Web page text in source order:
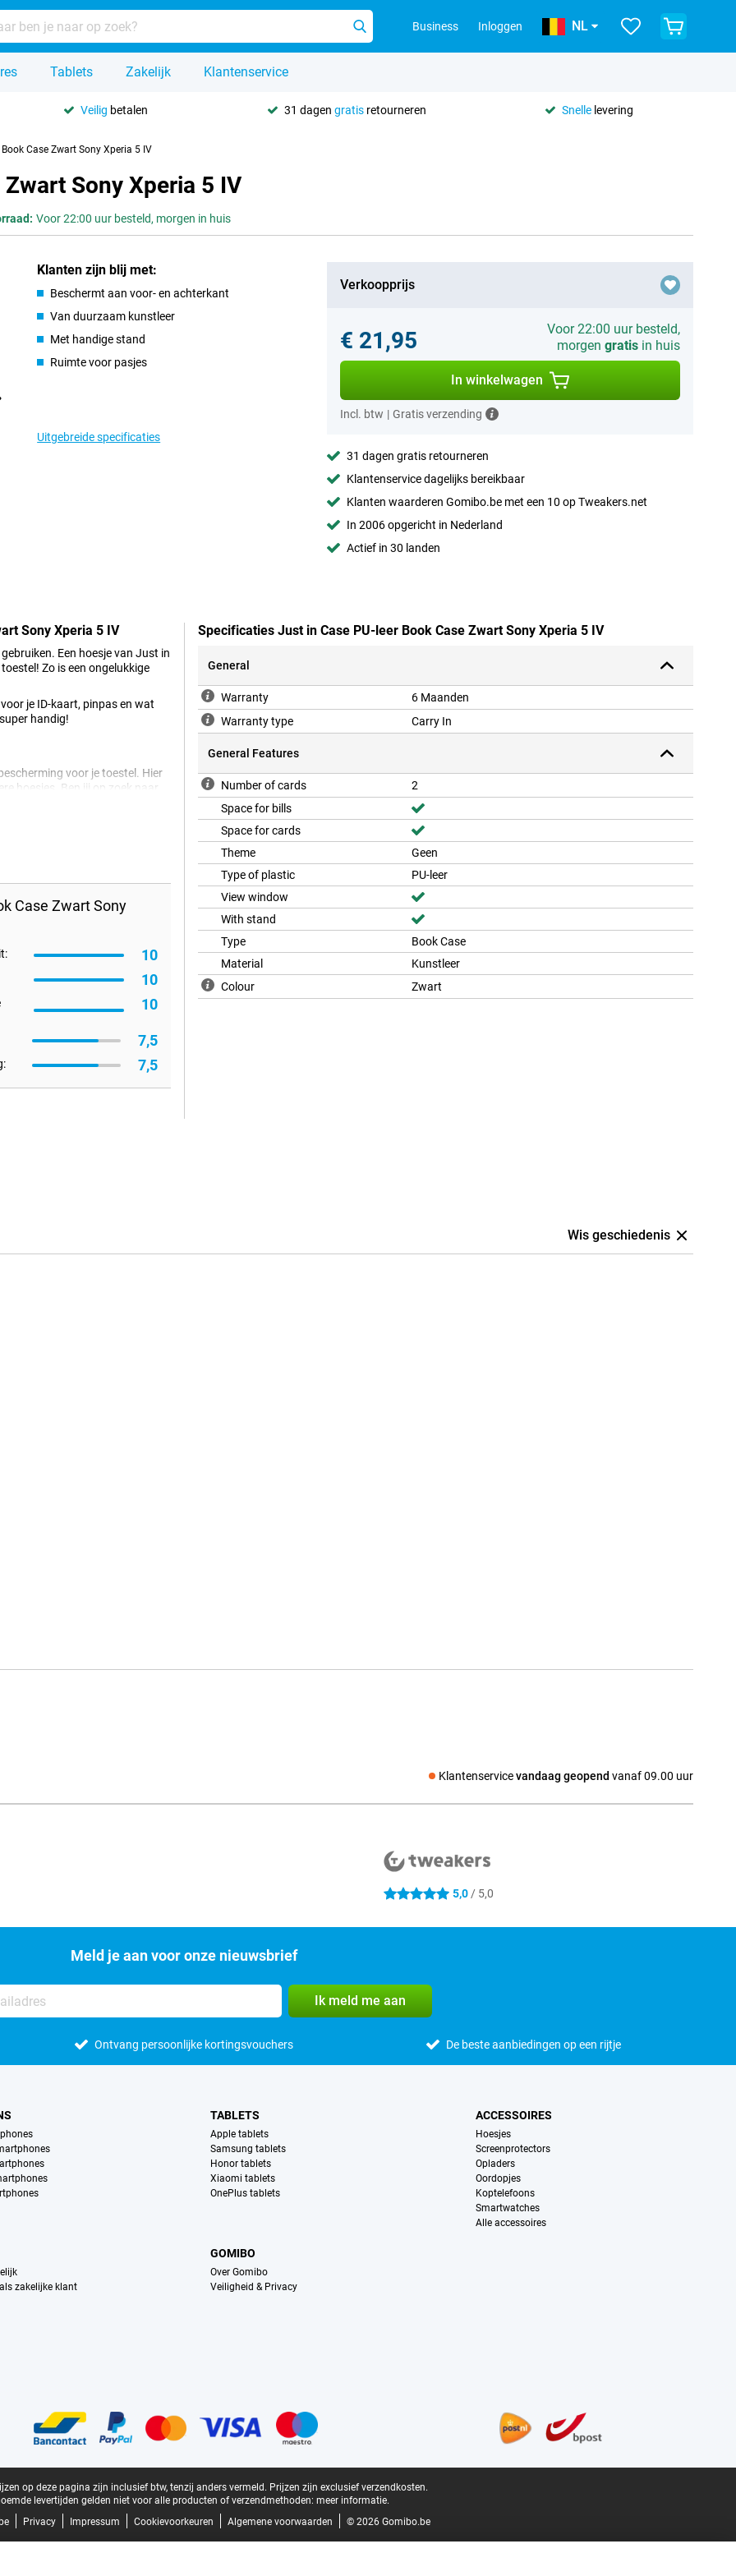
Business Inloggen NL
Tablets Zakelijk Klantenservice
Veilig betalen 31 dagen gratisretourneren Snelle levering
Case Zwart Sony Xperia 5 IV
Sony Xperia 5 IV
Voor 22:00 uur besteld, morgen in huis
Klanten zijn blij met:
Beschermt aan voor- en achterkant
Van duurzaam kunstleer
Met handige stand
Ruimte voor pasjes
Uitgebreide specificaties
Verkoopprijs
€ 21,95
Voor 22:00 uur besteld,
morgen gratisin huis
In winkelwagen
Incl. btw | Gratis verzending
31 dagen gratis retourneren
Klantenservice dagelijks bereikbaar
Klanten waarderen Gomibo.be met een 10 op Tweakers.net
In 2006 opgericht in Nederland
Actief in 30 landen
Sony Xperia 5 IV
Een hoesje van Just in
Zo is een ongelukkige
je ID-kaart, pinpas en wat
handig!
voor je toestel. Hier
hoesjes. Ben jij op zoek naar
klassiek zwart hoesje zoals
ook nog eens voor een
over je scherm zodat deze
dat ook nog eens
daardoor geen gebruik
Case Zwart Sony
10
10
10
7,5
7,5
Specificaties Just in Case PU-leer Book Case Zwart Sony Xperia 5 IV
General
Warranty
6 Maanden
Warranty type
Carry In
General Features
Number of cards
2
Space for bills
Space for cards
Theme
Geen
Type of plastic
PU-leer
View window
With stand
Type
Book Case
Material
Kunstleer
Colour
Zwart
Wis geschiedenis
Klantenservicevandaag geopend vanaf 09.00 uur
Social media
5 sterren 5,0 / 5,0
Meld je aan voor onze nieuwsbrief
Ik meld me aan
Ontvang persoonlijke kortingsvouchers De beste aanbiedingen op een rijtje
TABLETS
Apple tablets
Samsung tablets
Honor tablets
Xiaomi tablets
OnePlus tablets
ACCESSOIRES
Hoesjes
Screenprotectors
Opladers
Oordopjes
Koptelefoons
Smartwatches
Alle accessoires
zakelijke klant
GOMIBO
Over Gomibo
Veiligheid & Privacy
op deze pagina zijn inclusief btw, tenzij anders vermeld. Prijzen zijn exclusief verzendkosten.
levertijden gelden niet voor alle producten of verzendmethoden: meer informatie.
Privacy Impressum Cookievoorkeuren Algemene voorwaarden © 2026 Gomibo.be